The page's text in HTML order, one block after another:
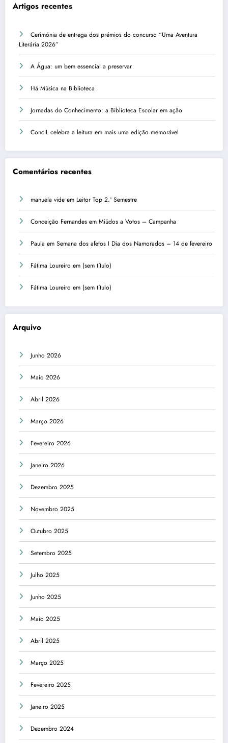
Artigos recentes
Cerimónia de entrega dos prémios do concurso “Uma Aventura
Literária 2026”
A Água: um bem essencial a preservar
Há Música na Biblioteca
Jornadas do Conhecimento: a Biblioteca Escolar em ação
ConcIL celebra a leitura em mais uma edição memorável
Comentários recentes
manuela vide em Leitor Top 2.º Semestre
Conceição Fernandes em Miúdos a Votos – Campanha
Paula em Semana dos afetos I Dia dos Namorados – 14 de fevereiro
Fátima Loureiro em (sem título)
Fátima Loureiro em (sem título)
Arquivo
Junho 2026
Maio 2026
Abril 2026
Março 2026
Fevereiro 2026
Janeiro 2026
Dezembro 2025
Novembro 2025
Outubro 2025
Setembro 2025
Julho 2025
Junho 2025
Maio 2025
Abril 2025
Março 2025
Fevereiro 2025
Janeiro 2025
Dezembro 2024